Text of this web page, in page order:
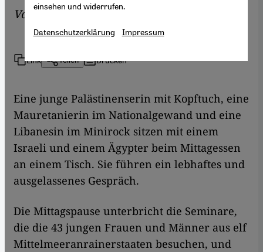
VonNelly Youssef
Link Teilen Drucken
Eine junge Palästinenserin mit Kopftuch, eine
Mauretanierin im Nationalgewand und eine
Libanesin im Minirock sitzen mit einem
Israeli und einem Ägypter beim Mittagessen
an einem Tisch. Sie führen ein lebhaftes und
ausgelassenes Gespräch.
Die Mittagspause unterbricht die Seminare,
die die 43 jungen Frauen und Männer aus elf
Mittelmeeranrainerstaaten besuchen, und
einsehen und widerrufen.
Datenschutzerklärung Impressum